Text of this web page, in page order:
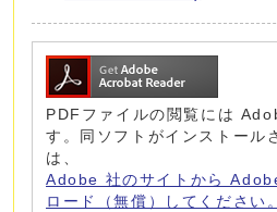
PDFファイルの閲覧には
す。同ソフトがインストール
は、
Adobe 社のサイトから
ロード（無償）してください。